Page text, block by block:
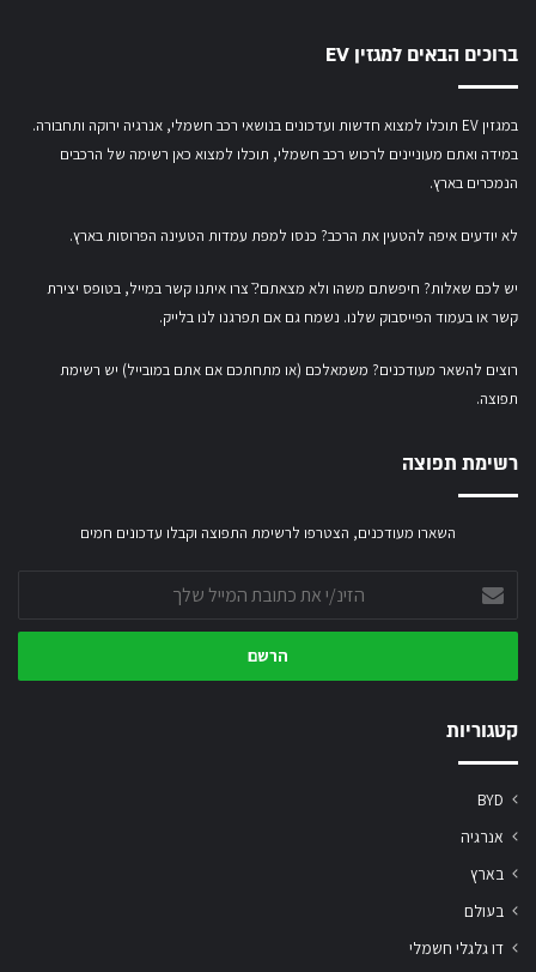
ברוכים הבאים למגזין EV
במגזין EV תוכלו למצוא חדשות ועדכונים בנושאי רכב חשמלי, אנרגיה ירוקה ותחבורה.
במידה ואתם מעוניינים לרכוש רכב חשמלי, תוכלו למצוא כאן רשימה של הרכבים
הנמכרים בארץ.
לא יודעים איפה להטעין את הרכב? כנסו למפת עמדות הטעינה הפרוסות בארץ.
יש לכם שאלות? חיפשתם משהו ולא מצאתם?ֿ צרו איתנו קשר במייל, בטופס יצירת
קשראובעמוד הפייסבוק שלנו. נשמח גם אם תפרגנו לנו בלייק.
רוצים להשאר מעודכנים? משמאלכם (או מתחתכם אם אתם במובייל) יש רשימת
תפוצה.
רשימת תפוצה
השארו מעודכנים, הצטרפו לרשימת התפוצה וקבלו עדכונים חמים
את
כתובת
שלך
קטגוריות
BYD
אנרגיה
בארץ
בעולם
דו גלגלי חשמלי